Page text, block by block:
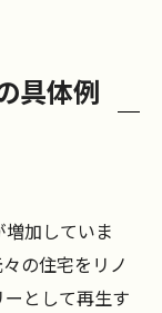
具体例
加していま
の住宅をリノ
として再生す